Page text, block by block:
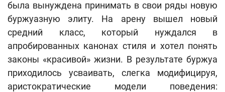
была вынуждена принимать в свои ряды новую
буржуазную элиту. На арену вышел новый
средний класс, который нуждался в
апробированных канонах стиля и хотел понять
законы «красивой» жизни. В результате буржуа
приходилось усваивать, слегка модифицируя,
аристократические модели поведения: